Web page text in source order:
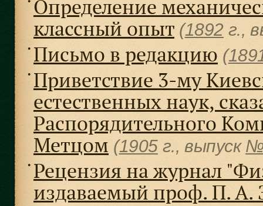
Определение
классный опыт (1892 г.,
● Письмо в редакцию (
● Приветствие 3-му
естественных наук,
Распорядительного
Метцом (1905 г., выпуск №
● Рецензия на журнал
издаваемый проф. П. А.